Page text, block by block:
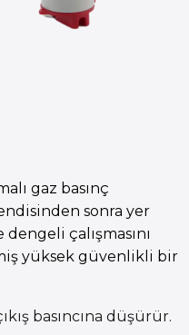
gaz basınç
sonra yer
çalışmasını
yüksek güvenlikli bir
basıncına düşürür.